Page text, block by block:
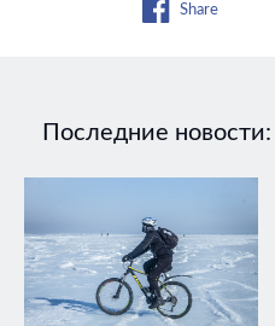
Share
Последние новости: